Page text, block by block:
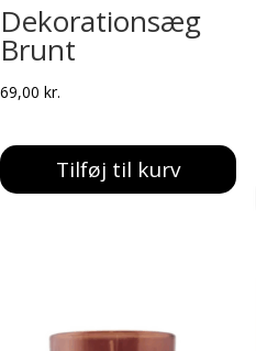
Dekorationsæg
Brunt
69,00 kr.
Tilføj til kurv